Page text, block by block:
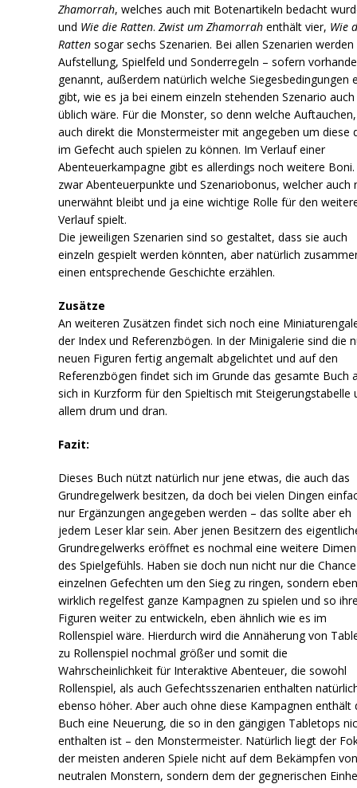
Zhamorrah, welches auch mit Botenartikeln bedacht
und Wie die Ratten.Zwist um Zhamorrah enthält vier, Wie
Ratten sogar sechs Szenarien. Bei allen Szenarien werden
Aufstellung, Spielfeld und Sonderregeln – sofern
genannt, außerdem natürlich welche Siegesbedingungen
gibt, wie es ja bei einem einzeln stehenden Szenario auch
üblich wäre. Für die Monster, so denn welche
auch direkt die Monstermeister mit angegeben um diese
im Gefecht auch spielen zu können. Im Verlauf einer
Abenteuerkampagne gibt es allerdings noch weitere Boni.
zwar Abenteuerpunkte und Szenariobonus, welcher auch
unerwähnt bleibt und ja eine wichtige Rolle für den
Verlauf spielt.
Die jeweiligen Szenarien sind so gestaltet, dass sie auch
einzeln gespielt werden könnten, aber natürlich
einen entsprechende Geschichte erzählen.
Zusätze
An weiteren Zusätzen findet sich noch eine
der Index und Referenzbögen. In der Minigalerie sind die
neuen Figuren fertig angemalt abgelichtet und auf den
Referenzbögen findet sich im Grunde das gesamte Buch
sich in Kurzform für den Spieltisch mit Steigerungstabelle
allem drum und dran.
Fazit:
Dieses Buch nützt natürlich nur jene etwas, die auch das
Grundregelwerk besitzen, da doch bei vielen Dingen
nur Ergänzungen angegeben werden – das sollte aber eh
jedem Leser klar sein. Aber jenen Besitzern des
Grundregelwerks eröffnet es nochmal eine weitere
des Spielgefühls. Haben sie doch nun nicht nur die
einzelnen Gefechten um den Sieg zu ringen, sondern
wirklich regelfest ganze Kampagnen zu spielen und so
Figuren weiter zu entwickeln, eben ähnlich wie es im
Rollenspiel wäre. Hierdurch wird die Annäherung von
zu Rollenspiel nochmal größer und somit die
Wahrscheinlichkeit für Interaktive Abenteuer, die sowohl
Rollenspiel, als auch Gefechtsszenarien enthalten
ebenso höher. Aber auch ohne diese Kampagnen enthält
Buch eine Neuerung, die so in den gängigen Tabletops
enthalten ist – den Monstermeister. Natürlich liegt der
der meisten anderen Spiele nicht auf dem Bekämpfen
neutralen Monstern, sondern dem der gegnerischen